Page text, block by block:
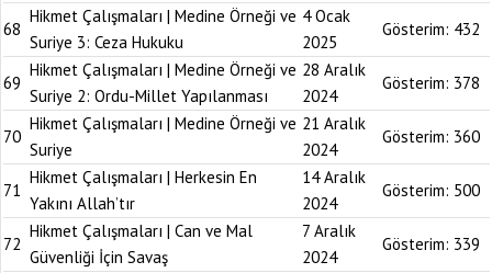
68
Hikmet Çalışmaları | Medine Örneği ve
Suriye 3: Ceza Hukuku
4 Ocak
2025
Gösterim: 432
69
Hikmet Çalışmaları | Medine Örneği ve
Suriye 2: Ordu-Millet Yapılanması
28 Aralık
2024
Gösterim: 378
70
Hikmet Çalışmaları | Medine Örneği ve
Suriye
21 Aralık
2024
Gösterim: 360
71
Hikmet Çalışmaları | Herkesin En
Yakını Allah’tır
14 Aralık
2024
Gösterim: 500
72
Hikmet Çalışmaları | Can ve Mal
Güvenliği İçin Savaş
7 Aralık
2024
Gösterim: 339